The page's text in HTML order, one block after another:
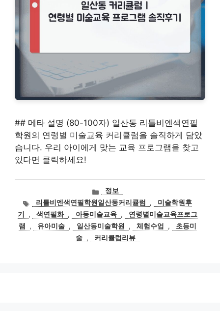
## 메타 설명 (80-100자) 일산동 리틀비엔색연필
학원의 연령별 미술교육 커리큘럼을 솔직하게 담았
습니다. 우리 아이에게 맞는 교육 프로그램을 찾고
있다면 클릭하세요!
카
테
고
리
정보
태
그
리틀비엔색연필학원일산동커리큘럼 ,
미술학원후
기
, 색연필화 , 아동미술교육 ,
연령별미술교육프로그
램
, 유아미술 , 일산동미술학원 , 체험수업 ,
초등미
술 , 커리큘럼리뷰